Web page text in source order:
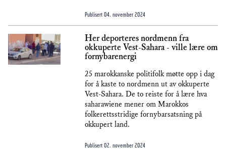
Publisert 04. november 2024
Her deporteres nordmenn fra
okkuperte Vest-Sahara - ville lære om
fornybarenergi
25 marokkanske politifolk møtte opp i dag
for å kaste to nordmenn ut av okkuperte
Vest-Sahara. De to reiste for å lære hva
saharawiene mener om Marokkos
folkerettsstridige fornybarsatsning på
okkupert land.
Publisert 02. november 2024